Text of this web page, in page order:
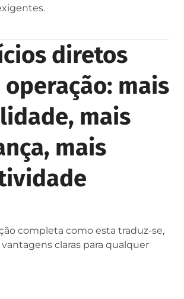
diretos
operação: mais
mais
mais
completa como esta traduz-se,
claras para qualquer